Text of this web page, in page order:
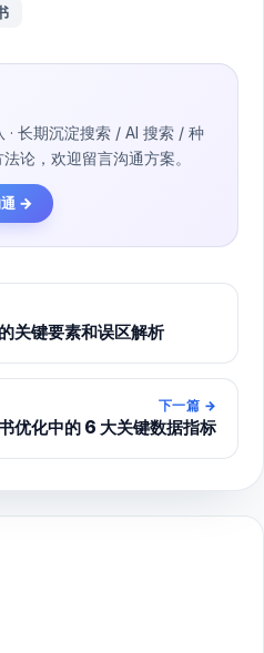
· 长期沉淀搜索 / AI 搜索 / 种
论，欢迎留言沟通方案。
通 →
关键要素和误区解析
下一篇 →
优化中的 6 大关键数据指标